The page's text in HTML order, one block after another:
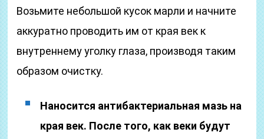
Возьмите небольшой кусок марли и начните
аккуратно проводить им от края век к
внутреннему уголку глаза, производя таким
образом очистку.
Наносится антибактериальная мазь на
края век. После того, как веки будут